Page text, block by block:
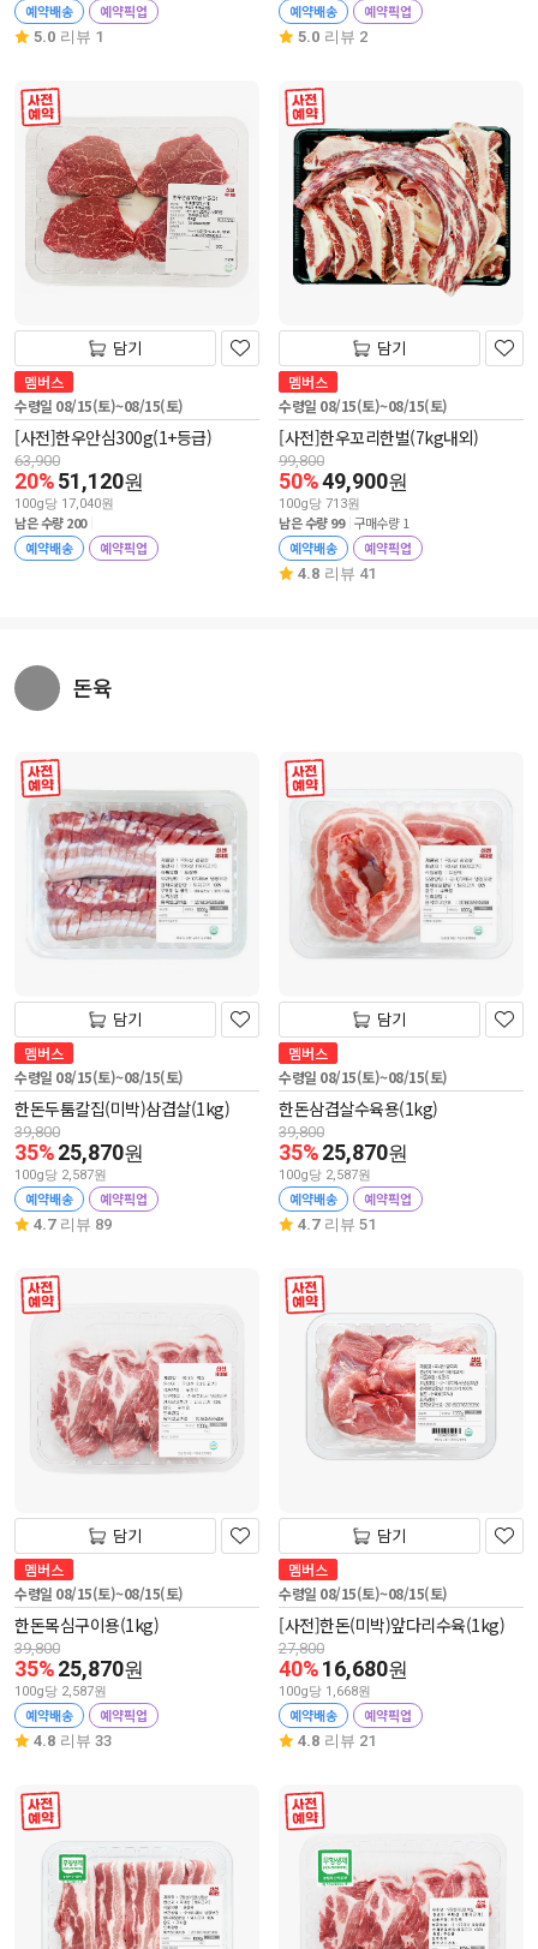
예약배송 예약픽업
5.0 리뷰 1
예약배송 예약픽업
5.0 리뷰 2
담기
멤버스
수령일 08/15(토)~08/15(토)
[사전]한우안심300g(1+등급)
63,900
20%51,120원
100g당 17,040원
남은 수량 200
예약배송
예약픽업
담기
멤버스
수령일 08/15(토)~08/15(토)
[사전]한우꼬리한벌(7kg내외)
99,800
50%49,900원
100g당 713원
남은 수량 99 구매수량 1
예약배송
예약픽업
4.8 리뷰 41
돈육
담기
멤버스
수령일 08/15(토)~08/15(토)
한돈두툼칼집(미박)삼겹살(1kg)
39,800
35%25,870원
100g당 2,587원
예약배송 예약픽업
4.7 리뷰 89
담기
멤버스
수령일 08/15(토)~08/15(토)
한돈삼겹살수육용(1kg)
39,800
35%25,870원
100g당 2,587원
예약배송 예약픽업
4.7 리뷰 51
담기
멤버스
수령일 08/15(토)~08/15(토)
한돈목심구이용(1kg)
39,800
35%25,870원
100g당 2,587원
예약배송 예약픽업
4.8 리뷰 33
담기
멤버스
수령일 08/15(토)~08/15(토)
[사전]한돈(미박)앞다리수육(1kg)
27,800
40%16,680원
100g당 1,668원
예약배송 예약픽업
4.8 리뷰 21